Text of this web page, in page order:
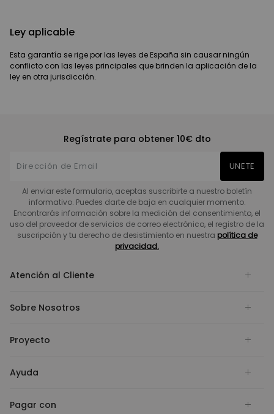
Ley aplicable
Esta garantía se rige por las leyes de España sin causar ningún
conflicto con las leyes principales que brinden la aplicación de la
ley en otra jurisdicción.
Regístrate para obtener 10€ dto
UNETE
Al enviar este formulario, aceptas suscribirte a nuestro boletín
informativo. Puedes darte de baja en cualquier momento.
Encontrarás información sobre la medición del consentimiento, el
uso del proveedor de servicios de correo electrónico, el registro de la
suscripción y tu derecho de desistimiento en nuestra política de
privacidad.
Atención al Cliente
Sobre Nosotros
Proyecto
Ayuda
Pagar con